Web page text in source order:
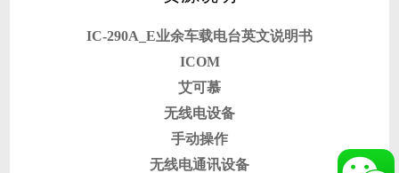
IC-290A_E业余车载电台英文说明书
ICOM
艾可慕
无线电设备
手动操作
无线电通讯设备